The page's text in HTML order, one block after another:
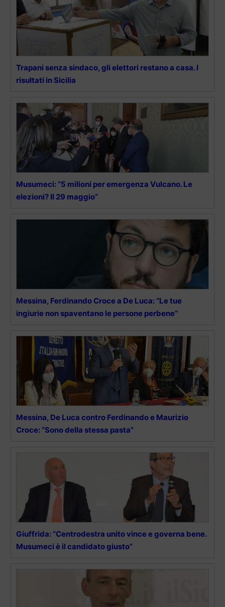
Trapani senza sindaco, gli elettori restano a casa. I
risultati in Sicilia
Musumeci: “5 milioni per emergenza Vulcano. Le
elezioni? Il 29 maggio”
Messina, Ferdinando Croce a De Luca: “Le tue
ingiurie non spaventano le persone perbene”
Messina, De Luca contro Ferdinando e Maurizio
Croce: “Sono della stessa pasta”
Giuffrida: “Centrodestra unito vince e governa bene.
Musumeci è il candidato giusto”